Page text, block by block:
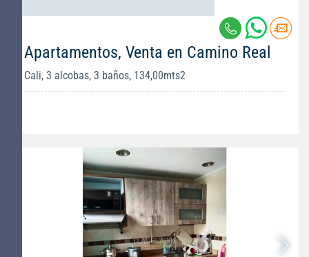
Apartamentos, Venta en Camino Real
Cali, 3 alcobas, 3 baños, 134,00mts2